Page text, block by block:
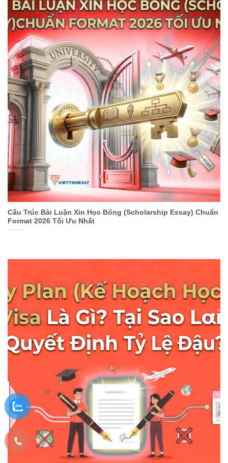
Cấu Trúc Bài Luận Xin Học Bổng (Scholarship Essay) Chuẩn
Format 2026 Tối Ưu Nhất